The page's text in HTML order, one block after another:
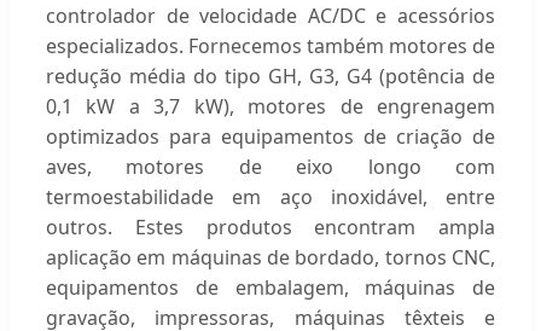
controlador de velocidade AC/DC e acessórios
especializados. Fornecemos também motores de
redução média do tipo GH, G3, G4 (potência de
0,1 kW a 3,7 kW), motores de engrenagem
optimizados para equipamentos de criação de
aves, motores de eixo longo com
termoestabilidade em aço inoxidável, entre
outros. Estes produtos encontram ampla
aplicação em máquinas de bordado, tornos CNC,
equipamentos de embalagem, máquinas de
gravação, impressoras, máquinas têxteis e